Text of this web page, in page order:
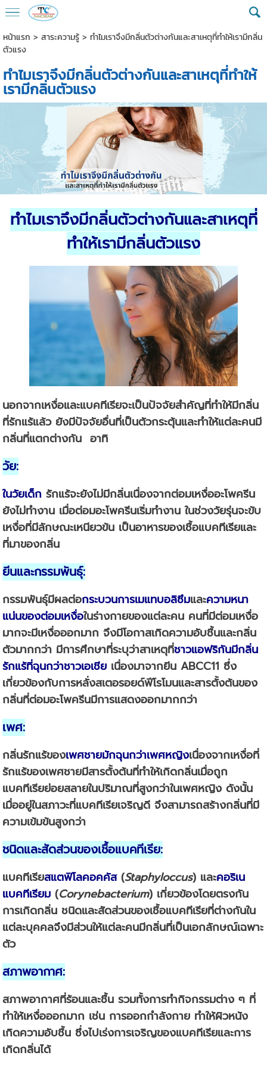
หน้าแรก > สาระความรู้> ทำไมเราจึงมีกลิ่นตัวต่างกันและสาเหตุที่ทำให้เรามีกลิ่น
ตัวแรง
ทำไมเราจึงมีกลิ่นตัวต่างกันและสาเหตุที่ทำให้
เรามีกลิ่นตัวแรง
ทำไมเราจึงมีกลิ่นตัวต่างกันและสาเหตุที่
ทำให้เรามีกลิ่นตัวแรง
นอกจากเหงื่อและแบคทีเรียจะเป็นปัจจัยสำคัญที่ทำให้มีกลิ่น
ที่รักแร้แล้ว ยังมีปัจจัยอื่นที่เป็นตัวกระตุ้นและทำให้แต่ละคนมี
กลิ่นที่แตกต่างกัน อาทิ
วัย:
ในวัยเด็ก รักแร้จะยังไม่มีกลิ่นเนื่องจากต่อมเหงื่ออะโพครีน
ยังไม่ทำงาน เมื่อต่อมอะโพครีนเริ่มทำงาน ในช่วงวัยรุ่นจะขับ
เหงื่อที่มีลักษณะเหนียวข้น เป็นอาหารของเชื้อแบคทีเรียและ
ที่มาของกลิ่น
ยีนและกรรมพันธุ์:
กรรมพันธุ์มีผลต่อกระบวนการเมแทบอลิซึมและความหนา
แน่นของต่อมเหงื่อในร่างกายของแต่ละคน คนที่มีต่อมเหงื่อ
มากจะมีเหงื่อออกมาก จึงมีโอกาสเกิดความอับชื้นและกลิ่น
ตัวมากกว่า มีการศึกษาที่ระบุว่าสาเหตุที่ชาวแอฟริกันมีกลิ่น
รักแร้ที่ฉุนกว่าชาวเอเชีย เนื่องมาจากยีน ABCC11 ซึ่ง
เกี่ยวข้องกับการหลั่งสเตอรอยด์ฟีโรโมนและสารตั้งต้นของ
กลิ่นที่ต่อมอะโพครีนมีการแสดงออกมากกว่า
เพศ:
กลิ่นรักแร้ของเพศชายมักฉุนกว่าเพศหญิงเนื่องจากเหงื่อที่
รักแร้ของเพศชายมีสารตั้งต้นที่ทำให้เกิดกลิ่นเมื่อถูก
แบคทีเรียย่อยสลายในปริมาณที่สูงกว่าในเพศหญิง ดังนั้น
เมื่ออยู่ในสภาวะที่แบคทีเรียเจริญดี จึงสามารถสร้างกลิ่นที่มี
ความเข้มข้นสูงกว่า
ชนิดและสัดส่วนของเชื้อแบคทีเรีย:
แบคทีเรียสแตฟิโลคอคคัส(Staphyloccus) และคอริเน
แบคทีเรียม (Corynebacterium) เกี่ยวข้องโดยตรงกัน
การเกิดกลิ่น ชนิดและสัดส่วนของเชื้อแบคทีเรียที่ต่างกันใน
แต่ละบุคคลจึงมีส่วนให้แต่ละคนมีกลิ่นที่เป็นเอกลักษณ์เฉพาะ
ตัว
สภาพอากาศ:
สภาพอากาศที่ร้อนและชื้น รวมทั้งการทำกิจกรรมต่าง ๆ ที่
ทำให้เหงื่อออกมาก เช่น การออกกำลังกาย ทำให้ผิวหนัง
เกิดความอับชื้น ซึ่งไปเร่งการเจริญของแบคทีเรียและการ
เกิดกลิ่นได้